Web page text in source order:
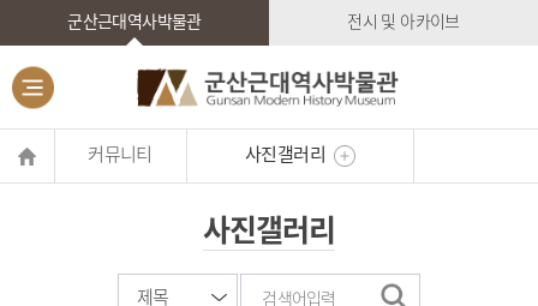
군산근대역사박물관 전시 및 아카이브
커뮤니티 사진갤러리
사진갤러리